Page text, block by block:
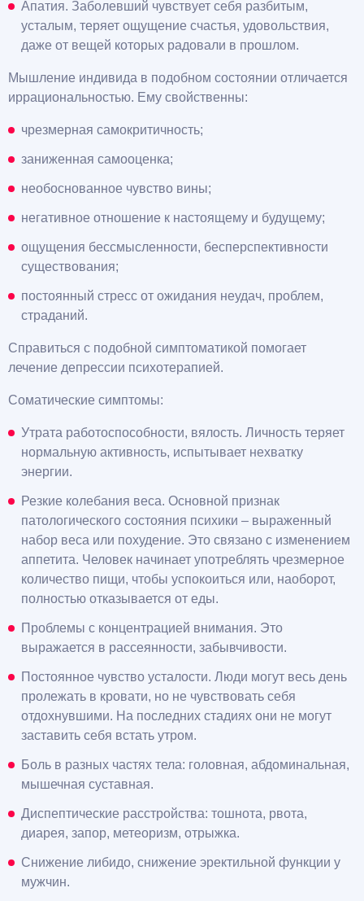
Апатия. Заболевший чувствует себя разбитым,
усталым, теряет ощущение счастья, удовольствия,
даже от вещей которых радовали в прошлом.
Мышление индивида в подобном состоянии отличается
иррациональностью. Ему свойственны:
чрезмерная самокритичность;
заниженная самооценка;
необоснованное чувство вины;
негативное отношение к настоящему и будущему;
ощущения бессмысленности, бесперспективности
существования;
постоянный стресс от ожидания неудач, проблем,
страданий.
Справиться с подобной симптоматикой помогает
лечение депрессии психотерапией.
Соматические симптомы:
Утрата работоспособности, вялость. Личность теряет
нормальную активность, испытывает нехватку
энергии.
Резкие колебания веса. Основной признак
патологического состояния психики – выраженный
набор веса или похудение. Это связано с изменением
аппетита. Человек начинает употреблять чрезмерное
количество пищи, чтобы успокоиться или, наоборот,
полностью отказывается от еды.
Проблемы с концентрацией внимания. Это
выражается в рассеянности, забывчивости.
Постоянное чувство усталости. Люди могут весь день
пролежать в кровати, но не чувствовать себя
отдохнувшими. На последних стадиях они не могут
заставить себя встать утром.
Боль в разных частях тела: головная, абдоминальная,
мышечная суставная.
Диспептические расстройства: тошнота, рвота,
диарея, запор, метеоризм, отрыжка.
Снижение либидо, снижение эректильной функции у
мужчин.